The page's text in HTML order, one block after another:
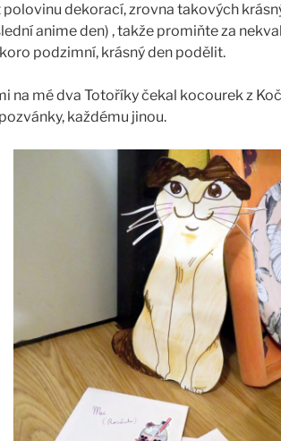
dekorací, zrovna takových
anime den) , takže promiňte za
podzimní, krásný den podělit.
na mé dva Totoříky čekal kocourek z
každému jinou.